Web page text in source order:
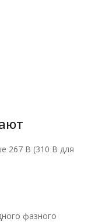
267 В (310 В для
фазного